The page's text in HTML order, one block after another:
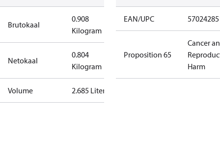
Brutokaal
0.908
Kilogram
Netokaal
0.804
Kilogram
Volume 2.685 Liter
EAN/UPC
Proposition 65
Cancer
Harm